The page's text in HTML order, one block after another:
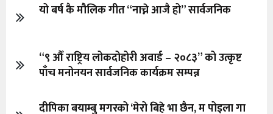
यो बर्ष कै मौलिक गीत “नाच्ने आजै हो” सार्वजनिक
“९ औँ राष्ट्रिय लोकदोहोरी अवार्ड – २०८३” को उत्कृष्ट
पाँच मनोनयन सार्वजनिक कार्यक्रम सम्पन्न
दीपिका बयाम्बु मगरको ‘मेरो बिहे भा छैन, म पोइला गा